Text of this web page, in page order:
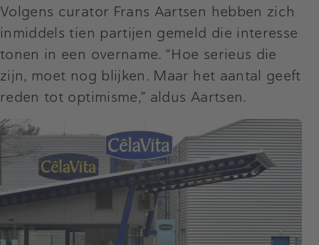
Volgens curator Frans Aartsen hebben zich
inmiddels tien partijen gemeld die interesse
tonen in een overname. “Hoe serieus die
zijn, moet nog blijken. Maar het aantal geeft
reden tot optimisme,” aldus Aartsen.